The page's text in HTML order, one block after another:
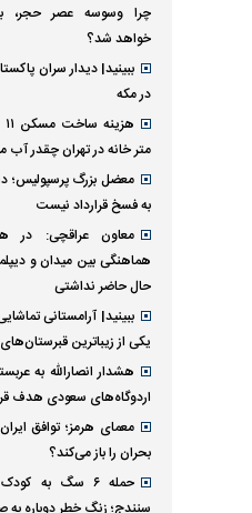
چرا وسوسه عصر حجر،
خواهد شد؟
ببینید| دیدار سران
در مکه
متر خانه در تهران چقدر آب
معضل بزرگ پرسپولیس؛
به فسخ قرارداد نیست
معاون عراقچی: در
هماهنگی بین میدان و
حال حاضر نداشتی
ببینید| آرامستانی
یکی از زیباترین
هشدار انصارالله به
اردوگاه‌های سعودی هدف
معمای هرمز؛ توافق
بحران را باز می‌کند؟
سنندج؛ زنگ خطر دوباره به